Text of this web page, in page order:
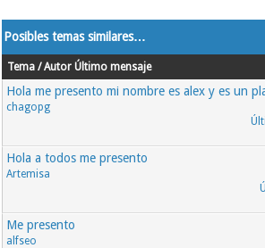
Posibles temas similares…
Tema / Autor Último mensaje
Hola me presento mi nombre es alex y es un
chagopg
Hola a todos me presento
Artemisa
Me presento
alfseo